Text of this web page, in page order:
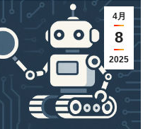
4月
8
2025